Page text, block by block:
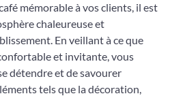
mémorable à vos clients, il est
chaleureuse et
En veillant à ce que
et invitante, vous
détendre et de savourer
tels que la décoration,